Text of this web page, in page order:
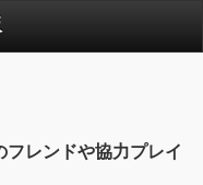
レンドや協力プレイ